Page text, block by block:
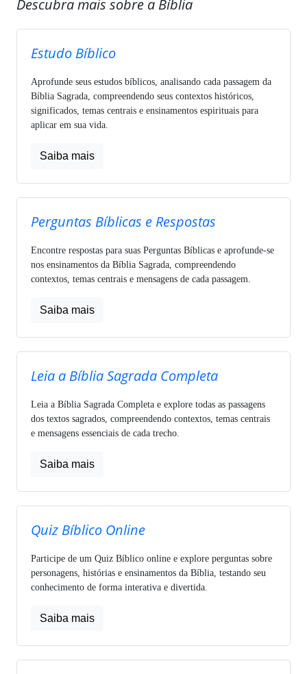
Descubra mais sobre a Bíblia
Estudo Bíblico
Aprofunde seus estudos bíblicos, analisando cada passagem da
Bíblia Sagrada, compreendendo seus contextos históricos,
significados, temas centrais e ensinamentos espirituais para
aplicar em sua vida.
Saiba mais
Perguntas Bíblicas e Respostas
Encontre respostas para suas Perguntas Bíblicas e aprofunde-se
nos ensinamentos da Bíblia Sagrada, compreendendo
contextos, temas centrais e mensagens de cada passagem.
Saiba mais
Leia a Bíblia Sagrada Completa
Leia a Bíblia Sagrada Completa e explore todas as passagens
dos textos sagrados, compreendendo contextos, temas centrais
e mensagens essenciais de cada trecho.
Saiba mais
Quiz Bíblico Online
Participe de um Quiz Bíblico online e explore perguntas sobre
personagens, histórias e ensinamentos da Bíblia, testando seu
conhecimento de forma interativa e divertida.
Saiba mais